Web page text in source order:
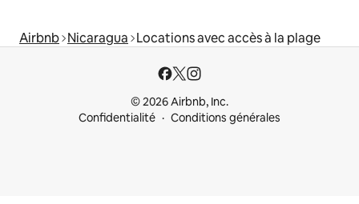
Airbnb Nicaragua Locations avec accès à la plage
© 2026 Airbnb, Inc.
Confidentialité
Conditions générales